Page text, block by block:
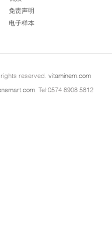
免责声明
电子样本
reserved. vitaminem.com
. Tel:0574 8908 5812